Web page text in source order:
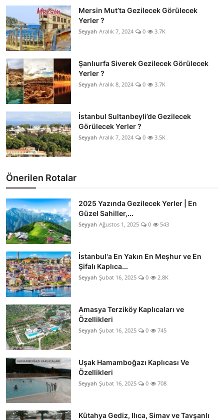
Mersin Mut’ta Gezilecek Görülecek
Yerler ?
Seyyah Aralık 7, 2024 0 3.7K
Şanlıurfa Siverek Gezilecek Görülecek
Yerler ?
Seyyah Aralık 8, 2024 0 3.7K
İstanbul Sultanbeyli’de Gezilecek
Görülecek Yerler ?
Seyyah Aralık 7, 2024 0 3.5K
Önerilen Rotalar
2025 Yazında Gezilecek Yerler | En
Güzel Sahiller,...
Seyyah Ağustos 1, 2025 0 543
İstanbul'a En Yakın En Meşhur ve En
Şifalı Kaplıca...
Seyyah Şubat 16, 2025 0 2.8K
Amasya Terziköy Kaplıcaları ve
Özellikleri
Seyyah Şubat 16, 2025 0 745
Uşak Hamamboğazı Kaplıcası Ve
Özellikleri
Seyyah Şubat 16, 2025 0 708
Kütahya Gediz, Ilıca, Simav ve Tavşanlı